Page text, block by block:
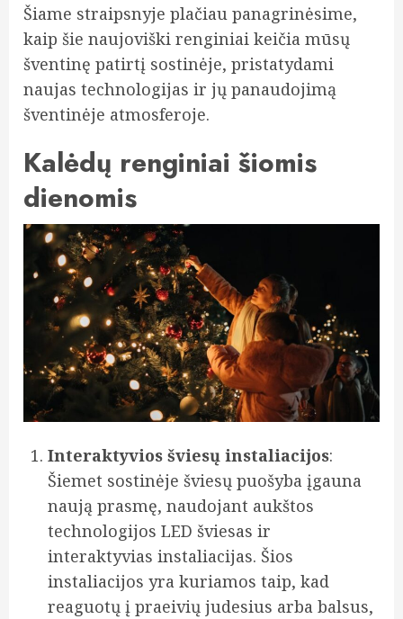
Šiame straipsnyje plačiau panagrinėsime,
kaip šie naujoviški renginiai keičia mūsų
šventinę patirtį sostinėje, pristatydami
naujas technologijas ir jų panaudojimą
šventinėje atmosferoje.
Kalėdų renginiai šiomis
dienomis
Interaktyvios šviesų instaliacijos:
Šiemet sostinėje šviesų puošyba įgauna
naują prasmę, naudojant aukštos
technologijos LED šviesas ir
interaktyvias instaliacijas. Šios
instaliacijos yra kuriamos taip, kad
reaguotų į praeivių judesius arba balsus,